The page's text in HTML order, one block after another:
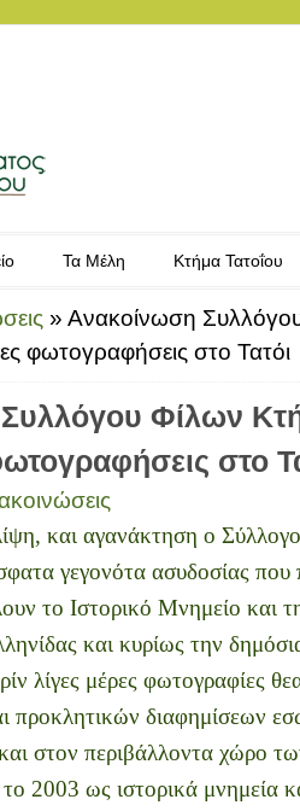
Τα Μέλη Κτήμα Τατοΐου
» Ανακοίνωση
φωτογραφήσεις στο Τατόι
Φίλων
στο
και αγανάκτηση ο
γεγονότα ασυδοσίας
το Ιστορικό Μνημείο και
και κυρίως την
λίγες μέρες φωτογραφίες
προκλητικών διαφημίσεων
στον περιβάλλοντα χώρο
2003 ως ιστορικά μνημεία